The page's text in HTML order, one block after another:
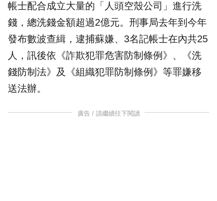
帳士配合成立大量的「人頭空殼公司」進行洗
錢 ，總洗錢金額超過2億元。 刑事局去年到今年
發布數波查緝，逮捕蘇嫌、3名記帳士在內共25
人，訊後依《詐欺犯罪危害防制條例》、《洗
錢防制法》及《組織犯罪防制條例》等罪嫌移
送法辦。
廣告 / 請繼續往下閱讀